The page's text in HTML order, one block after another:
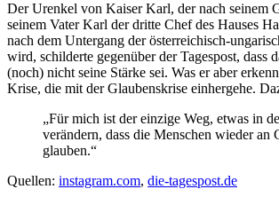
Der Urenkel von Kaiser Karl, der nach seinem
seinem Vater Karl der dritte Chef des Hauses
nach dem Untergang der österreichisch-
wird, schilderte gegenüber der Tagespost, dass
(noch) nicht seine Stärke sei. Was er aber
Krise, die mit der Glaubenskrise einhergehe.
„Für mich ist der einzige Weg, etwas in
verändern, dass die Menschen wieder an
glauben.“
Quellen: instagram.com, die-tagespost.de